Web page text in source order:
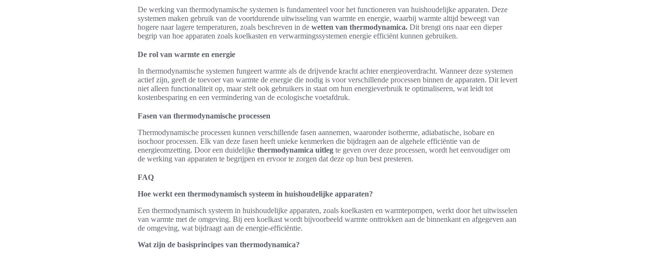
De werking van thermodynamische systemen is fundamenteel voor het functioneren van huishoudelijke apparaten. Deze
systemen maken gebruik van de voortdurende uitwisseling van warmte en energie, waarbij warmte altijd beweegt van
hogere naar lagere temperaturen, zoals beschreven in de wetten van thermodynamica. Dit brengt ons naar een dieper
begrip van hoe apparaten zoals koelkasten en verwarmingssystemen energie efficiënt kunnen gebruiken.
De rol van warmte en energie
In thermodynamische systemen fungeert warmte als de drijvende kracht achter energieoverdracht. Wanneer deze systemen
actief zijn, geeft de toevoer van warmte de energie die nodig is voor verschillende processen binnen de apparaten. Dit levert
niet alleen functionaliteit op, maar stelt ook gebruikers in staat om hun energieverbruik te optimaliseren, wat leidt tot
kostenbesparing en een vermindering van de ecologische voetafdruk.
Fasen van thermodynamische processen
Thermodynamische processen kunnen verschillende fasen aannemen, waaronder isotherme, adiabatische, isobare en
isochoor processen. Elk van deze fasen heeft unieke kenmerken die bijdragen aan de algehele efficiëntie van de
energieomzetting. Door een duidelijke thermodynamica uitleg te geven over deze processen, wordt het eenvoudiger om
de werking van apparaten te begrijpen en ervoor te zorgen dat deze op hun best presteren.
FAQ
Hoe werkt een thermodynamisch systeem in huishoudelijke apparaten?
Een thermodynamisch systeem in huishoudelijke apparaten, zoals koelkasten en warmtepompen, werkt door het uitwisselen
van warmte met de omgeving. Bij een koelkast wordt bijvoorbeeld warmte onttrokken aan de binnenkant en afgegeven aan
de omgeving, wat bijdraagt aan de energie-efficiëntie.
Wat zijn de basisprincipes van thermodynamica?